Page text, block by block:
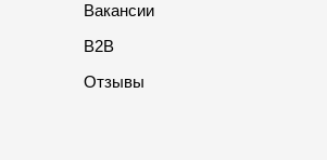
Вакансии
B2B
Отзывы